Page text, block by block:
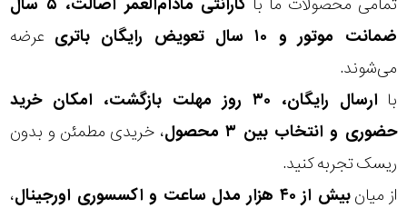
ضمانت موتور و ۱۰ سال تعویض رایگان باتری
عرضه
می‌شوند.
با
ارسال رایگان، ۳۰ روز مهلت بازگشت، امکان خرید
حضوری و انتخاب بین ۳ محصول
، خریدی مطمئن و بدون
ریسک تجربه کنید.
از میانبیش از ۴۰ هزار مدل ساعت و اکسسوری اورجینال
،
آب
شکل
قاب
ویژگی
نوع